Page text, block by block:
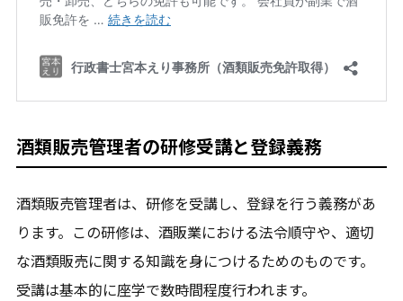
酒類販売管理者の研修受講と登録義務
酒類販売管理者は、研修を受講し、登録を行う義務があ
ります。この研修は、酒販業における法令順守や、適切
な酒類販売に関する知識を身につけるためのものです。
受講は基本的に座学で数時間程度行われます。